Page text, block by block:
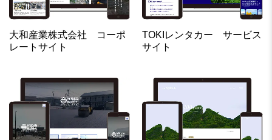
大和産業株式会社 コーポ
レートサイト
TOKIレンタカー サービス
サイト